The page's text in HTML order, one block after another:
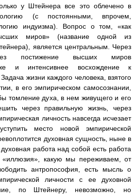
у Штейнера все это облечено в
(с постоянными, впрочем,
индуизма). Вопрос о том, «как
миров» (название одной из
является центральным. Через
постижение высших миров
и интенсивнее восхождение к
жизни каждого человека, взятого
в его эмпирическом самосознании,
томление духа, в нем живущего и его
через правильную жизнь, через
личность навсегда исчезает
место новой эмпирической
духовная сущность, ныне в
работа над собой есть работа
какую мы переживаем, от
антропософия, есть мысль о
личности с ее духовной
по Штейнеру, невозможно, но